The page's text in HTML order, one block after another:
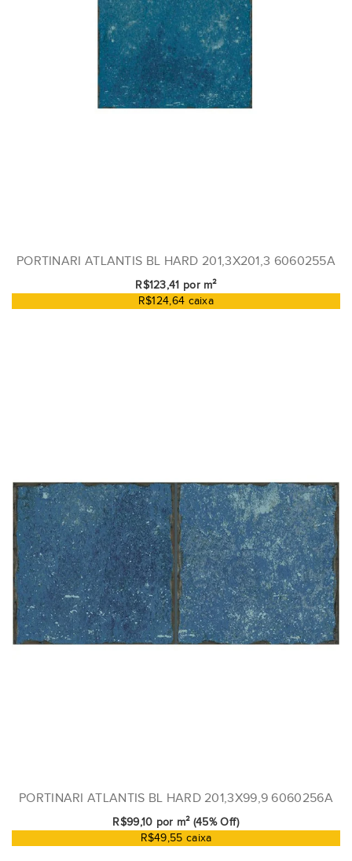
PORTINARI ATLANTIS BL HARD 201,3X201,3 6060255A
R$123,41 por m²
R$124,64 caixa
PORTINARI ATLANTIS BL HARD 201,3X99,9 6060256A
R$99,10 por m² (45% Off)
R$49,55 caixa